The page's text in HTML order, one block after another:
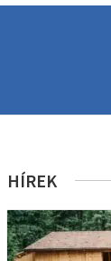
HÍREK